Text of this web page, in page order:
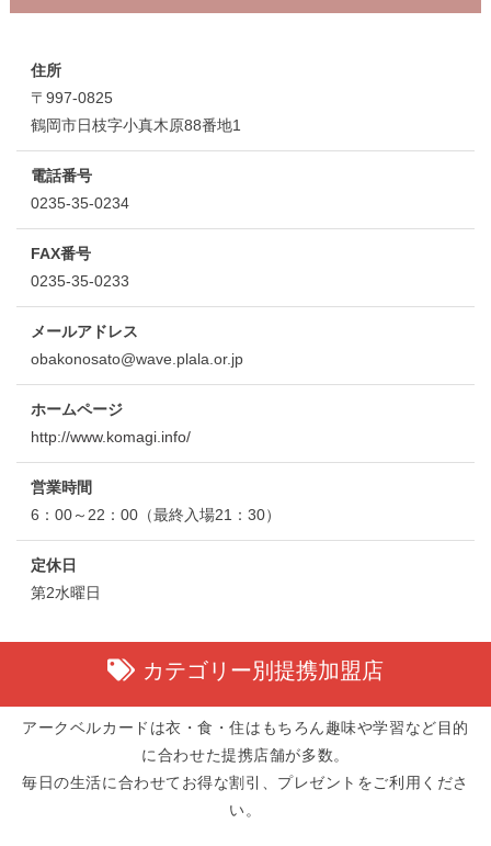
住所
〒997-0825
鶴岡市日枝字小真木原88番地1
電話番号
0235-35-0234
FAX番号
0235-35-0233
メールアドレス
obakonosato@wave.plala.or.jp
ホームページ
http://www.komagi.info/
営業時間
6：00～22：00（最終入場21：30）
定休日
第2水曜日
カテゴリー別提携加盟店
アークベルカードは衣・食・住はもちろん趣味や学習など目的
に合わせた提携店舗が多数。
毎日の生活に合わせてお得な割引、プレゼントをご利用くださ
い。